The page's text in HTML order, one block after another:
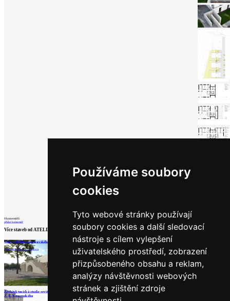
Používáme soubory
cookies
Tyto webové stránky používají
soubory cookies a další sledovací
nástroje s cílem vylepšení
uživatelského prostředí, zobrazení
přizpůsobeného obsahu a reklam,
analýzy návštěvnosti webových
stránek a zjištění zdroje
0komentářů
přidat komentář
Více staveb odATELIER 38 s.r.o.
Velký sál Slezskoostravského hradu
ATELIER 38 s.r.o. | Ostrava
Obytný soubor EMA
ATELIER 38 s.r.o. | Ostrava
Interiér smuteční síně
ATELIER 38 s.r.o. | Bohumín
Architektonická studie revitalizace náměstí
J. A. Komenského
načíst další